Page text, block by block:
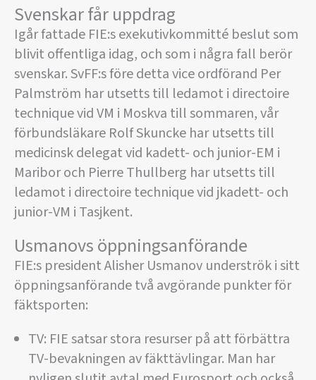
Svenskar får uppdrag
Igår fattade FIE:s exekutivkommitté beslut som
blivit offentliga idag, och som i några fall berör
svenskar. SvFF:s före detta vice ordförand Per
Palmström har utsetts till ledamot i directoire
technique vid VM i Moskva till sommaren, vår
förbundsläkare Rolf Skuncke har utsetts till
medicinsk delegat vid kadett- och junior-EM i
Maribor och Pierre Thullberg har utsetts till
ledamot i directoire technique vid jkadett- och
junior-VM i Tasjkent.
Usmanovs öppningsanförande
FIE:s president Alisher Usmanov underströk i sitt
öppningsanförande två avgörande punkter för
fäktsporten:
TV: FIE satsar stora resurser på att förbättra
TV-bevakningen av fäkttävlingar. Man har